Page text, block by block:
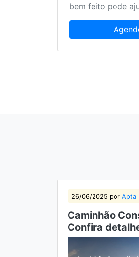
bem feito pode
26/06/2025 por Apta
Caminhão
Confira